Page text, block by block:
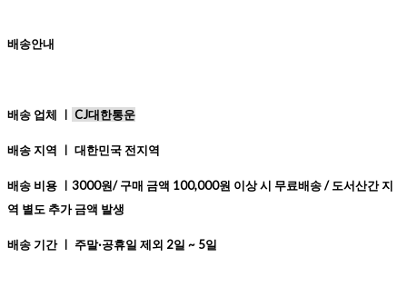
배송안내
배송 업체 ㅣ CJ대한통운
배송 지역 ㅣ 대한민국 전지역
배송 비용 ㅣ3000원/ 구매 금액 100,000원 이상 시 무료배송 / 도서산간 지
역 별도 추가 금액 발생
배송 기간 ㅣ 주말·공휴일 제외 2일 ~ 5일